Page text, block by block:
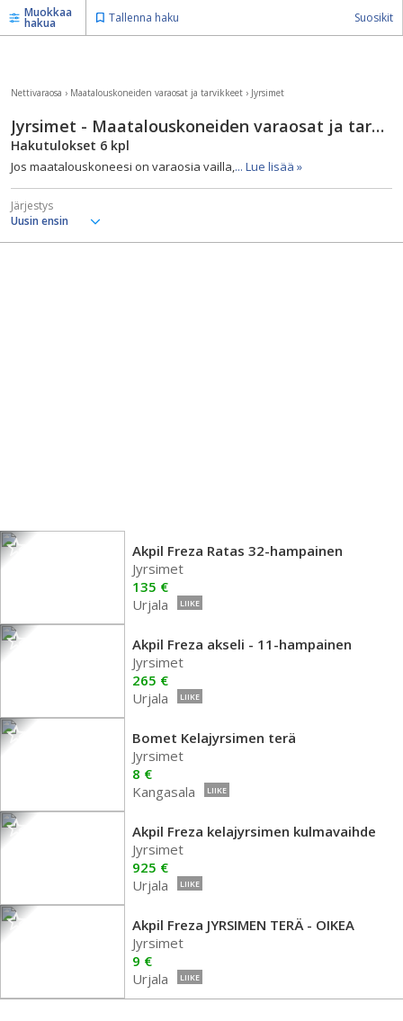
Muokkaa
hakua Tallenna haku Suosikit
Nettivaraosa › Maatalouskoneiden varaosat ja tarvikkeet › Jyrsimet
Jyrsimet - Maatalouskoneiden varaosat ja tarvikkeet
Hakutulokset 6 kpl
Jos maatalouskoneesi on varaosia vailla,... Lue lisää »
Järjestys
Akpil Freza Ratas 32-hampainen
Jyrsimet
135 €
Urjala
LIIKE
Akpil Freza akseli - 11-hampainen
Jyrsimet
265 €
Urjala
LIIKE
Bomet Kelajyrsimen terä
Jyrsimet
8 €
Kangasala
LIIKE
Akpil Freza kelajyrsimen kulmavaihde
Jyrsimet
925 €
Urjala
LIIKE
Akpil Freza JYRSIMEN TERÄ - OIKEA
Jyrsimet
9 €
Urjala
LIIKE